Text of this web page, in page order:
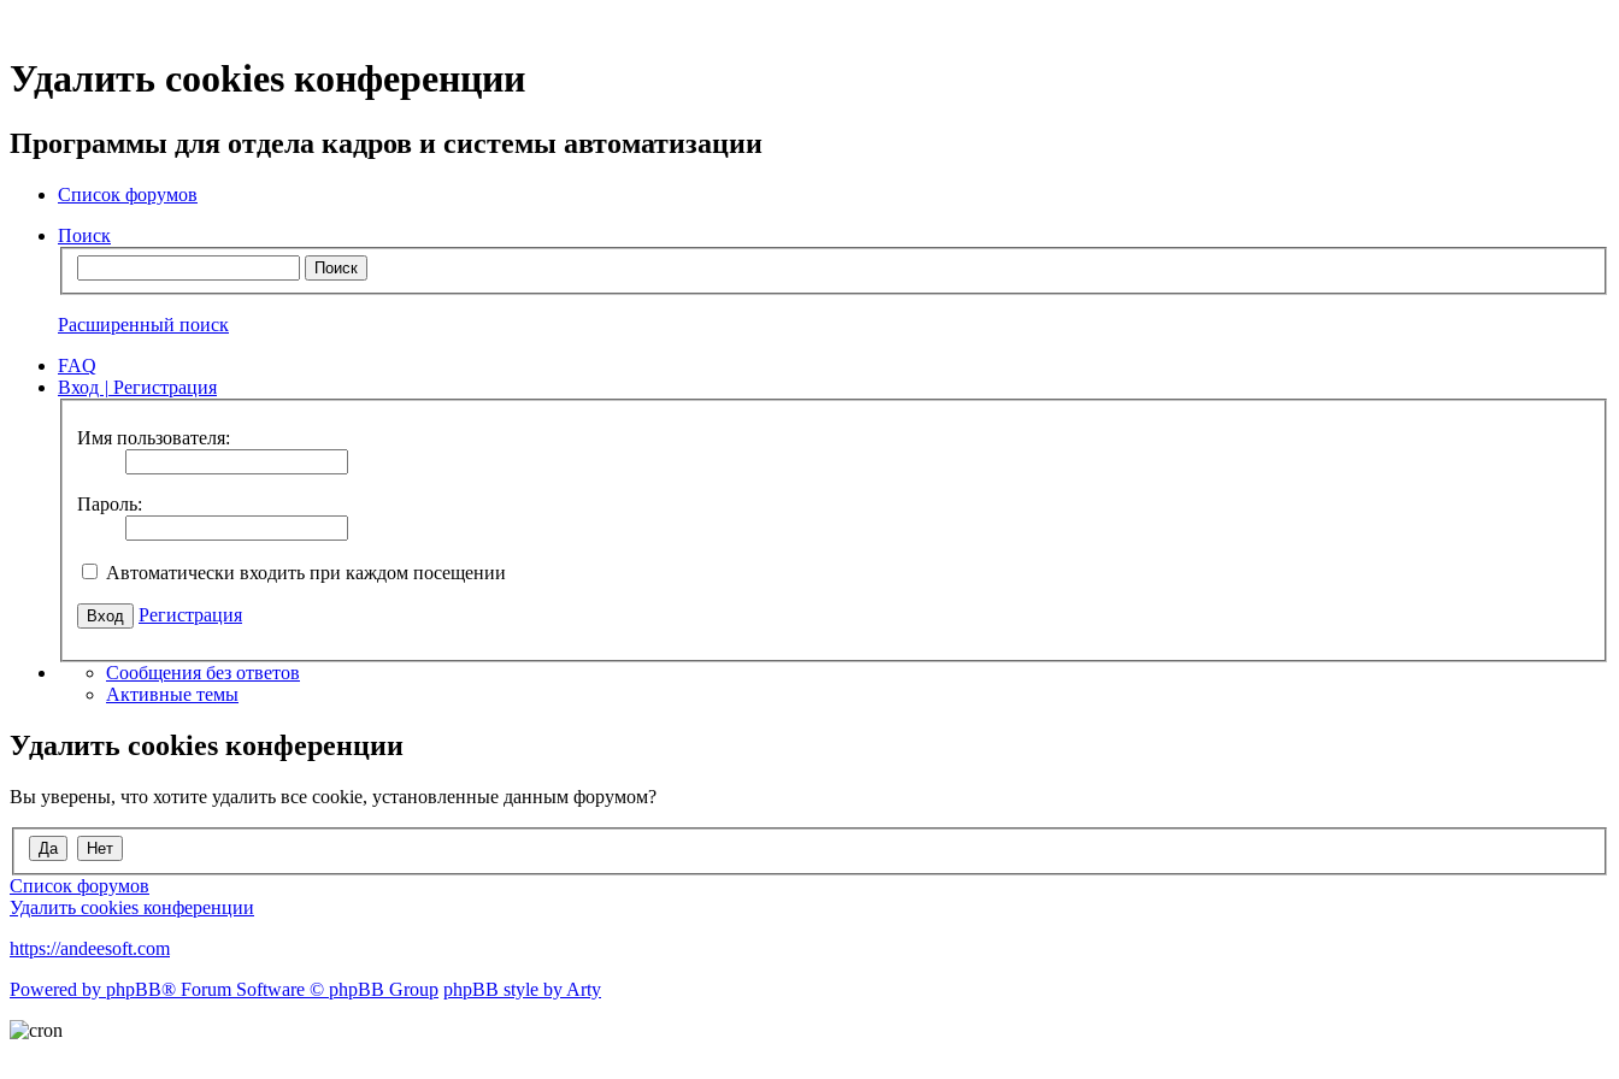
Удалить cookies конференции
Программы для отдела кадров и системы автоматизации
Список форумов
Поиск
Расширенный поиск
FAQ
Вход | Регистрация
Имя пользователя:
Пароль:
Автоматически входить при каждом посещении
Регистрация
Сообщения без ответов
Активные темы
Удалить cookies конференции
Вы уверены, что хотите удалить все cookie, установленные данным форумом?
Список форумов
Удалить cookies конференции
https://andeesoft.com
Powered by phpBB® Forum Software © phpBB Group phpBB style by Arty